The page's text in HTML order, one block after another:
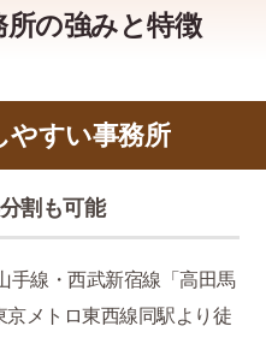
所の強みと特徴
やすい事務所
割も可能
手線・西武新宿線「高田馬
メトロ東西線同駅より徒